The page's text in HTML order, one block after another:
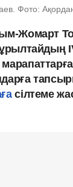
Фото:
Жомарт
сілтеме